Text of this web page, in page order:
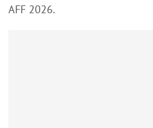
AFF 2026.